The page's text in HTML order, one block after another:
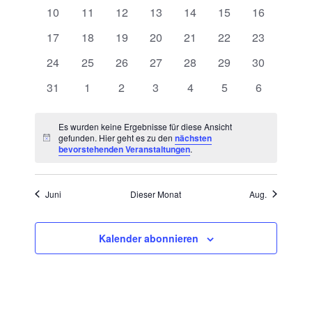
Veranstaltungen
0
10
0
11
0
12
0
13
0
14
0
15
0
16
0
17
0
18
0
19
0
20
0
21
0
22
0
23
0
24
0
25
0
26
0
27
0
28
0
29
0
30
0
31
0
1
0
2
0
3
0
4
0
5
0
6
Hinweis
Es wurden keine Ergebnisse für diese Ansicht
gefunden. Hier geht es zu den nächsten
bevorstehenden Veranstaltungen.
Juni Dieser Monat Aug.
Kalender abonnieren